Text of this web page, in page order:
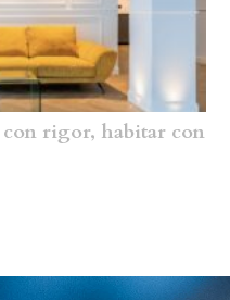
rigor, habitar con